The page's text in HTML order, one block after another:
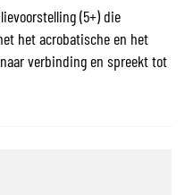
(5+) die
het acrobatische en het
verbinding en spreekt tot